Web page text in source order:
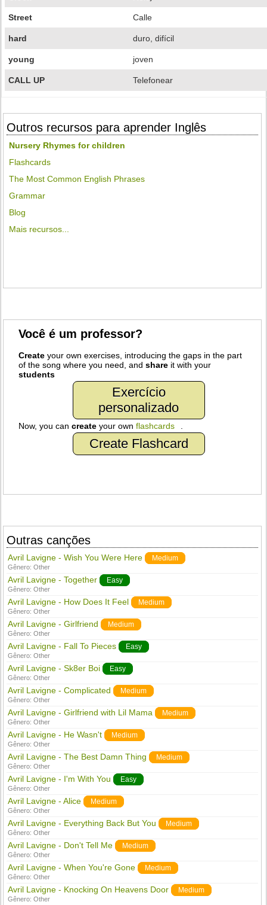
Street Calle
hard duro, difícil
young joven
CALL UP Telefonear
Outros recursos para aprender Inglês
Nursery Rhymes for children
Flashcards
The Most Common English Phrases
Grammar
Blog
Mais recursos...
Você é um professor?
Create your own exercises, introducing the gaps in the part
of the song where you need, andshare it with your
students
Exercício
personalizado
Now, you cancreate your ownflashcards
Create Flashcard
Outras canções
Avril Lavigne - Wish You Were Here Medium
Gênero:Other
Avril Lavigne - Together Easy
Gênero:Other
Avril Lavigne - How Does It Feel Medium
Gênero:Other
Avril Lavigne - Girlfriend Medium
Gênero:Other
Avril Lavigne - Fall To Pieces Easy
Gênero:Other
Avril Lavigne - Sk8er Boi Easy
Gênero:Other
Avril Lavigne - Complicated Medium
Gênero:Other
Avril Lavigne - Girlfriend with Lil Mama Medium
Gênero:Other
Avril Lavigne - He Wasn't Medium
Gênero:Other
Avril Lavigne - The Best Damn Thing Medium
Gênero:Other
Avril Lavigne - I'm With You Easy
Gênero:Other
Avril Lavigne - Alice Medium
Gênero:Other
Avril Lavigne - Everything Back But You Medium
Gênero:Other
Avril Lavigne - Don't Tell Me Medium
Gênero:Other
Avril Lavigne - When You're Gone Medium
Gênero:Other
Avril Lavigne - Knocking On Heavens Door Medium
Gênero:Other